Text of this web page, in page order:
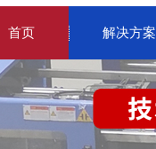
首页 解决方案